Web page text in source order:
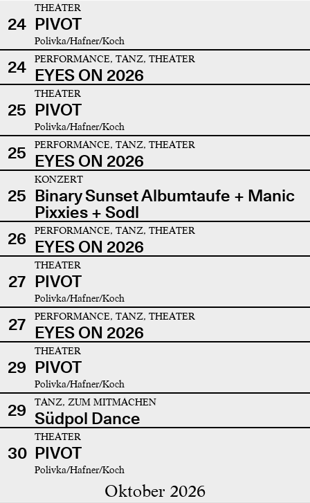
24
THEATER
PIVOT
Polivka/Hafner/Koch
24 PERFORMANCE, TANZ, THEATER
EYES ON 2026
25
THEATER
PIVOT
Polivka/Hafner/Koch
25 PERFORMANCE, TANZ, THEATER
EYES ON 2026
25
KONZERT
Binary Sunset Albumtaufe + Manic
Pixxies + Sodl
26
PERFORMANCE, TANZ, THEATER
EYES ON 2026
27
THEATER
PIVOT
Polivka/Hafner/Koch
27 PERFORMANCE, TANZ, THEATER
EYES ON 2026
29
THEATER
PIVOT
Polivka/Hafner/Koch
29 TANZ, ZUM MITMACHEN
Südpol Dance
30
THEATER
PIVOT
Polivka/Hafner/Koch
Oktober 2026